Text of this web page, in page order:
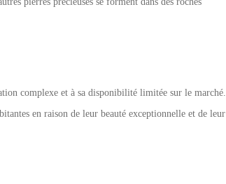
complexe et à sa disponibilité limitée sur le marché.
en raison de leur beauté exceptionnelle et de leur